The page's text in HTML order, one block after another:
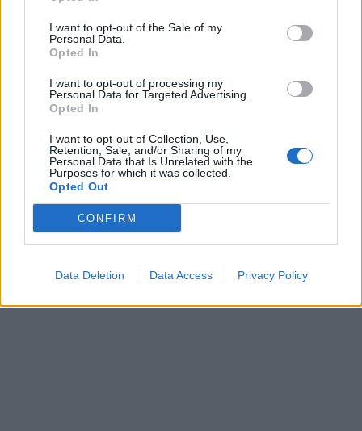
I want to opt-out of the Sale of my
Personal Data.
Opted In
I want to opt-out of processing my
Personal Data for Targeted Advertising.
Opted In
I want to opt-out of Collection, Use,
Retention, Sale, and/or Sharing of my
Personal Data that Is Unrelated with the
Purposes for which it was collected.
Opted Out
CONFIRM
Data Deletion Data Access Privacy Policy